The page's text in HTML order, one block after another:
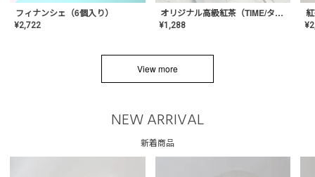
フィナンシェ（6個入り）
¥2,722
オリジナル高級紅茶（TIME/タイム）【ギフト/プチギフト/プレゼント/内祝い/結婚式/オリジナル配合/高品質/ハーブティー/茶葉/記念日/お返し/手土産/美容/おしゃれ】
¥1,288 ¥
View more
NEW ARRIVAL
新着商品